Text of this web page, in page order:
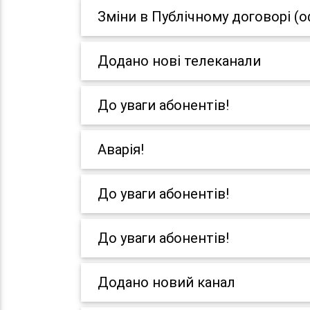
Зміни в Публічному договорі
Додано нові телеканали
До уваги абонентів!
Аварія!
До уваги абонентів!
До уваги абонентів!
Додано новий канал